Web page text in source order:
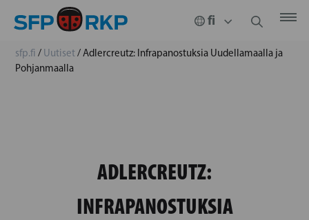
sfp.fi / Uutiset/Adlercreutz: Infrapanostuksia Uudellamaalla ja
Pohjanmaalla
ADLERCREUTZ:
INFRAPANOSTUKSIA